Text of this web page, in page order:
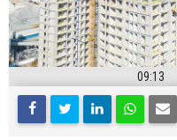
09:13